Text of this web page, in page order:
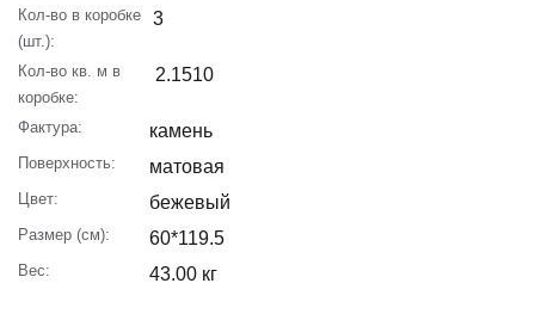
Кол-во в коробке
(шт.):
3
Кол-во кв. м в
коробке:
2.1510
Фактура: камень
Поверхность: матовая
Цвет: бежевый
Размер (см): 60*119.5
Вес: 43.00 кг